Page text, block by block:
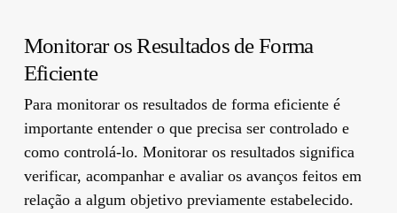
Monitorar os Resultados de Forma
Eficiente
Para monitorar os resultados de forma eficiente é
importante entender o que precisa ser controlado e
como controlá-lo. Monitorar os resultados significa
verificar, acompanhar e avaliar os avanços feitos em
relação a algum objetivo previamente estabelecido.